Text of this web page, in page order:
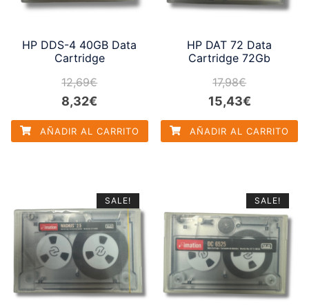
HP DDS-4 40GB Data
Cartridge
12,69€
El
precio
original
8,32€
precio
actual
AÑADIR AL CARRITO
HP DAT 72 Data
Cartridge 72Gb
17,98€
El
precio
original
15,43€El
precio
actual
AÑADIR AL CARRITO
SALE! SALE!